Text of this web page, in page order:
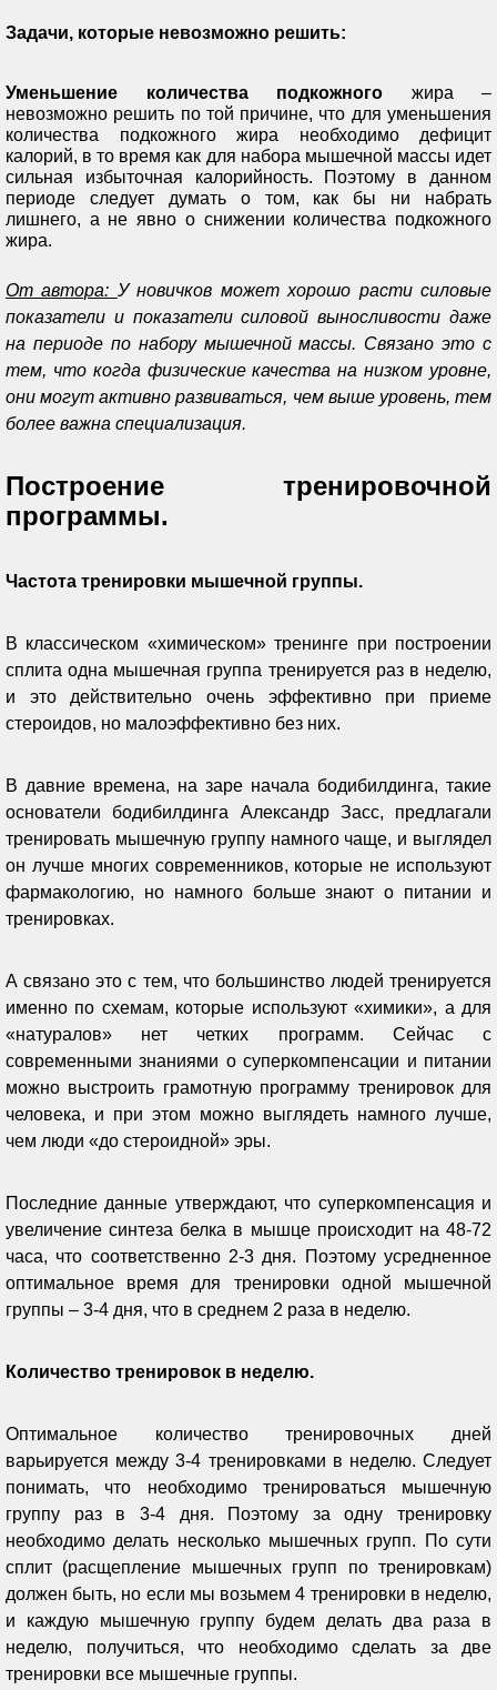
Задачи, которые невозможно решить:
Уменьшение количества подкожного жира –
невозможно решить по той причине, что для уменьшения
количества подкожного жира необходимо дефицит
калорий, в то время как для набора мышечной массы идет
сильная избыточная калорийность. Поэтому в данном
периоде следует думать о том, как бы ни набрать
лишнего, а не явно о снижении количества подкожного
жира.
От автора: У новичков может хорошо расти силовые
показатели и показатели силовой выносливости даже
на периоде по набору мышечной массы. Связано это с
тем, что когда физические качества на низком уровне,
они могут активно развиваться, чем выше уровень, тем
более важна специализация.
Построение тренировочной
программы.
Частота тренировки мышечной группы.
В классическом «химическом» тренинге при построении
сплита одна мышечная группа тренируется раз в неделю,
и это действительно очень эффективно при приеме
стероидов, но малоэффективно без них.
В давние времена, на заре начала бодибилдинга, такие
основатели бодибилдинга Александр Засс, предлагали
тренировать мышечную группу намного чаще, и выглядел
он лучше многих современников, которые не используют
фармакологию, но намного больше знают о питании и
тренировках.
А связано это с тем, что большинство людей тренируется
именно по схемам, которые используют «химики», а для
«натуралов» нет четких программ. Сейчас с
современными знаниями о суперкомпенсации и питании
можно выстроить грамотную программу тренировок для
человека, и при этом можно выглядеть намного лучше,
чем люди «до стероидной» эры.
Последние данные утверждают, что суперкомпенсация и
увеличение синтеза белка в мышце происходит на 48-72
часа, что соответственно 2-3 дня. Поэтому усредненное
оптимальное время для тренировки одной мышечной
группы – 3-4 дня, что в среднем 2 раза в неделю.
Количество тренировок в неделю.
Оптимальное количество тренировочных дней
варьируется между 3-4 тренировками в неделю. Следует
понимать, что необходимо тренироваться мышечную
группу раз в 3-4 дня. Поэтому за одну тренировку
необходимо делать несколько мышечных групп. По сути
сплит (расщепление мышечных групп по тренировкам)
должен быть, но если мы возьмем 4 тренировки в неделю,
и каждую мышечную группу будем делать два раза в
неделю, получиться, что необходимо сделать за две
тренировки все мышечные группы.